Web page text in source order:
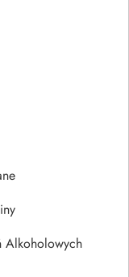
Alkoholowych